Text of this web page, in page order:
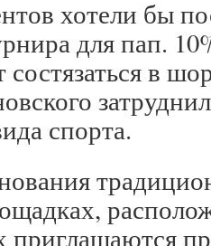
хотели бы
для пап.
в
спорта.